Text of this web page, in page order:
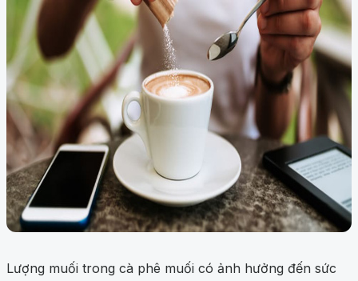
Lượng muối trong cà phê muối có ảnh hưởng đến sức